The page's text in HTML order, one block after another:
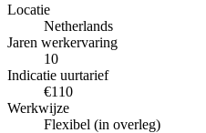
Locatie
Netherlands
Jaren werkervaring
10
Indicatie uurtarief
€110
Werkwijze
Flexibel (in overleg)